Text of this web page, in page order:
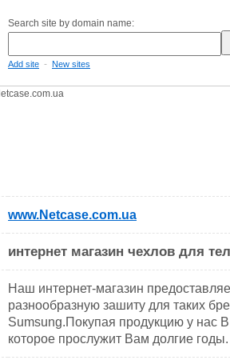
Search site by domain name:
Add site - New sites
www.Netcase.com.ua
интернет магазин чехлов для
Наш интернет-магазин
разнообразную зашиту для таких
Sumsung.Покупая продукцию у нас
которое прослужит Вам долгие годы.